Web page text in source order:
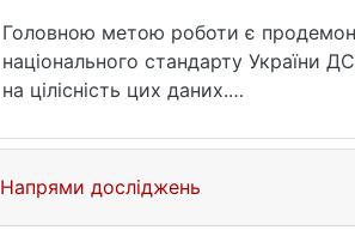
Головною метою роботи є
національного стандарту України
на цілісність цих даних.
ДСТУ-4145.
ДСТУ-4145 передбачає
цифрового підпису (ЕЦП). Зокрема,
підпису та перевірки підпису. Він
Напрями досліджень